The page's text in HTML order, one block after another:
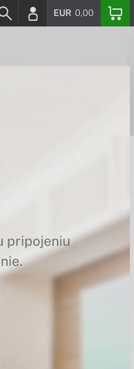
EUR 0,00
pripojeniu